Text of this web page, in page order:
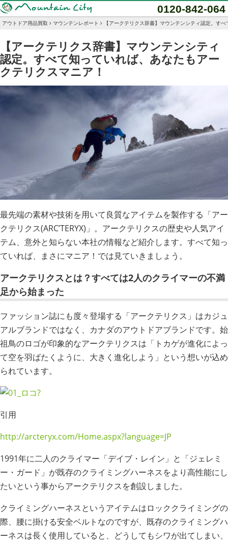
0120-842-064
アウトドア用品買取 マウンテンレポート 【アークテリクス辞書】マウンテンシティ認定。す
【アークテリクス辞書】マウンテンシティ
認定。すべて知っていれば、あなたもアー
クテリクスマニア！
最先端の素材や技術を用いて良質なアイテムを製作する「アー
クテリクス(ARC’TERYX)」。アークテリクスの歴史や人気アイ
テム、意外と知らない本社の情報など紹介します。すべて知っ
ていれば、まさにマニア！では見ていきましょう。
アークテリクスとは？すべては2人のクライマーの不満
足から始まった
ファッション誌にも度々登場する「アークテリクス」はカジュ
アルブランドではなく、カナダのアウトドアブランドです。始
祖鳥のロゴが印象的なアークテリクスは「トカゲが進化によっ
て空を羽ばたくように、大きく進化しよう」という想いが込め
られています。
引用
http://arcteryx.com/Home.aspx?language=JP
1991年に二人のクライマー「デイブ・レイン」と「ジェレミ
ー・ガード」が既存のクライミングハーネスをより高性能にし
たいという事からアークテリクスを創設しました。
クライミングハーネスというアイテムはロッククライミングの
際、腰に掛ける安全ベルトなのですが、既存のクライミングハ
ーネスは長く使用していると、どうしてもシワが出てしまい、